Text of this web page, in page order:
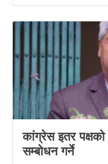
कांग्रेस इतर पक्षको
सम्बोधन गर्ने